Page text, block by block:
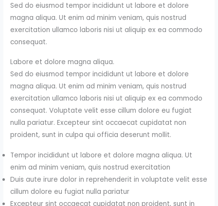
Sed do eiusmod tempor incididunt ut labore et dolore
magna aliqua. Ut enim ad minim veniam, quis nostrud
exercitation ullamco laboris nisi ut aliquip ex ea commodo
consequat.
Labore et dolore magna aliqua.
Sed do eiusmod tempor incididunt ut labore et dolore
magna aliqua. Ut enim ad minim veniam, quis nostrud
exercitation ullamco laboris nisi ut aliquip ex ea commodo
consequat. Voluptate velit esse cillum dolore eu fugiat
nulla pariatur. Excepteur sint occaecat cupidatat non
proident, sunt in culpa qui officia deserunt mollit.
Tempor incididunt ut labore et dolore magna aliqua. Ut
enim ad minim veniam, quis nostrud exercitation
Duis aute irure dolor in reprehenderit in voluptate velit esse
cillum dolore eu fugiat nulla pariatur
Excepteur sint occaecat cupidatat non proident, sunt in